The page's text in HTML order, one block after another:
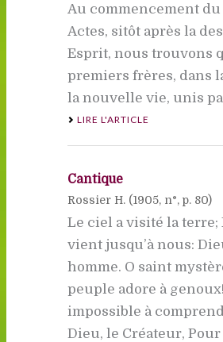
Au commencement
Actes, sitôt après la
Esprit, nous trouvons
premiers frères, dans
la nouvelle vie, unis
LIRE L'ARTICLE
Cantique
Rossier H. (1905, n°, p. 80)
Le ciel a visité la terre;
vient jusqu’à nous:
homme. O saint
peuple adore à
impossible à
Dieu, le Créateur,